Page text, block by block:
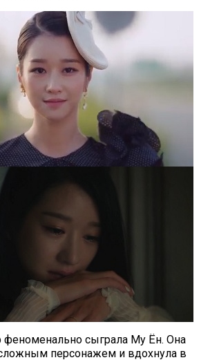
сыграла Му Ён. Она
персонажем и вдохнула в